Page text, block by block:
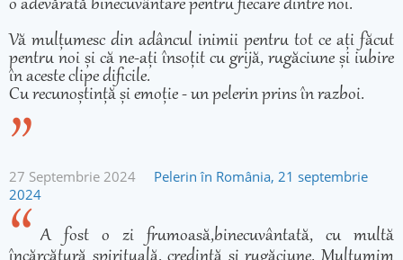
o adevărată binecuvântare pentru fiecare dintre noi.
Vă mulțumesc din adâncul inimii pentru tot ce ați făcut
pentru noi și că ne-ați însoțit cu grijă, rugăciune și iubire
în aceste clipe dificile.
Cu recunoștință și emoție - un pelerin prins în razboi.
27 Septembrie 2024
Pelerin în România, 21 septembrie
2024
A fost o zi frumoasă,binecuvântată, cu multă